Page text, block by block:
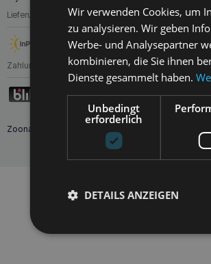
Katze zu verbessern.
Lieferung
Zahlungen
Zoona.eu © Alle Rechte vorbehalten.
Wir verwenden Cookies, um
zu analysieren. Wir geben
Werbe- und Analysepartner
kombinieren, die Sie ihnen
Dienste gesammelt haben.
Unbedingt
erforderlich
DETAILS ANZEIGEN